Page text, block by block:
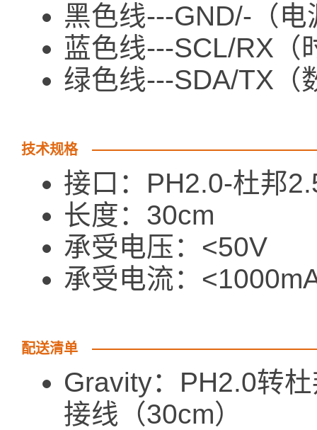
黑色线---GND/-（电
蓝色线---SCL/RX（
绿色线---SDA/TX（
技术规格
接口：PH2.0-杜邦
长度：30cm
承受电压：<50V
承受电流：
配送清单
Gravity：PH2.0转
接线（30cm